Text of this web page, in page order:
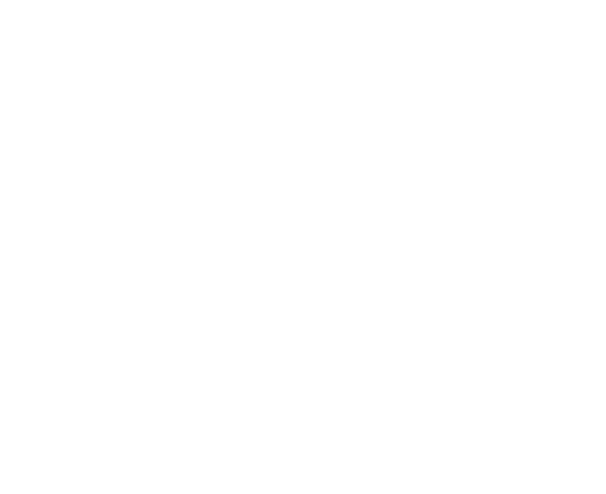
能な商品です。
予定のある商品です。
品を出す予定はありません。